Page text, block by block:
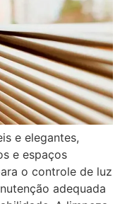
e elegantes,
e espaços
o controle de luz
adequada